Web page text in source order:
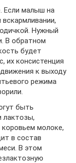
Если малыш на
Нужный
В обратном
будет
их консистенция
к выходу
режима
быть
лактозы,
молоке,
в состав
В этом